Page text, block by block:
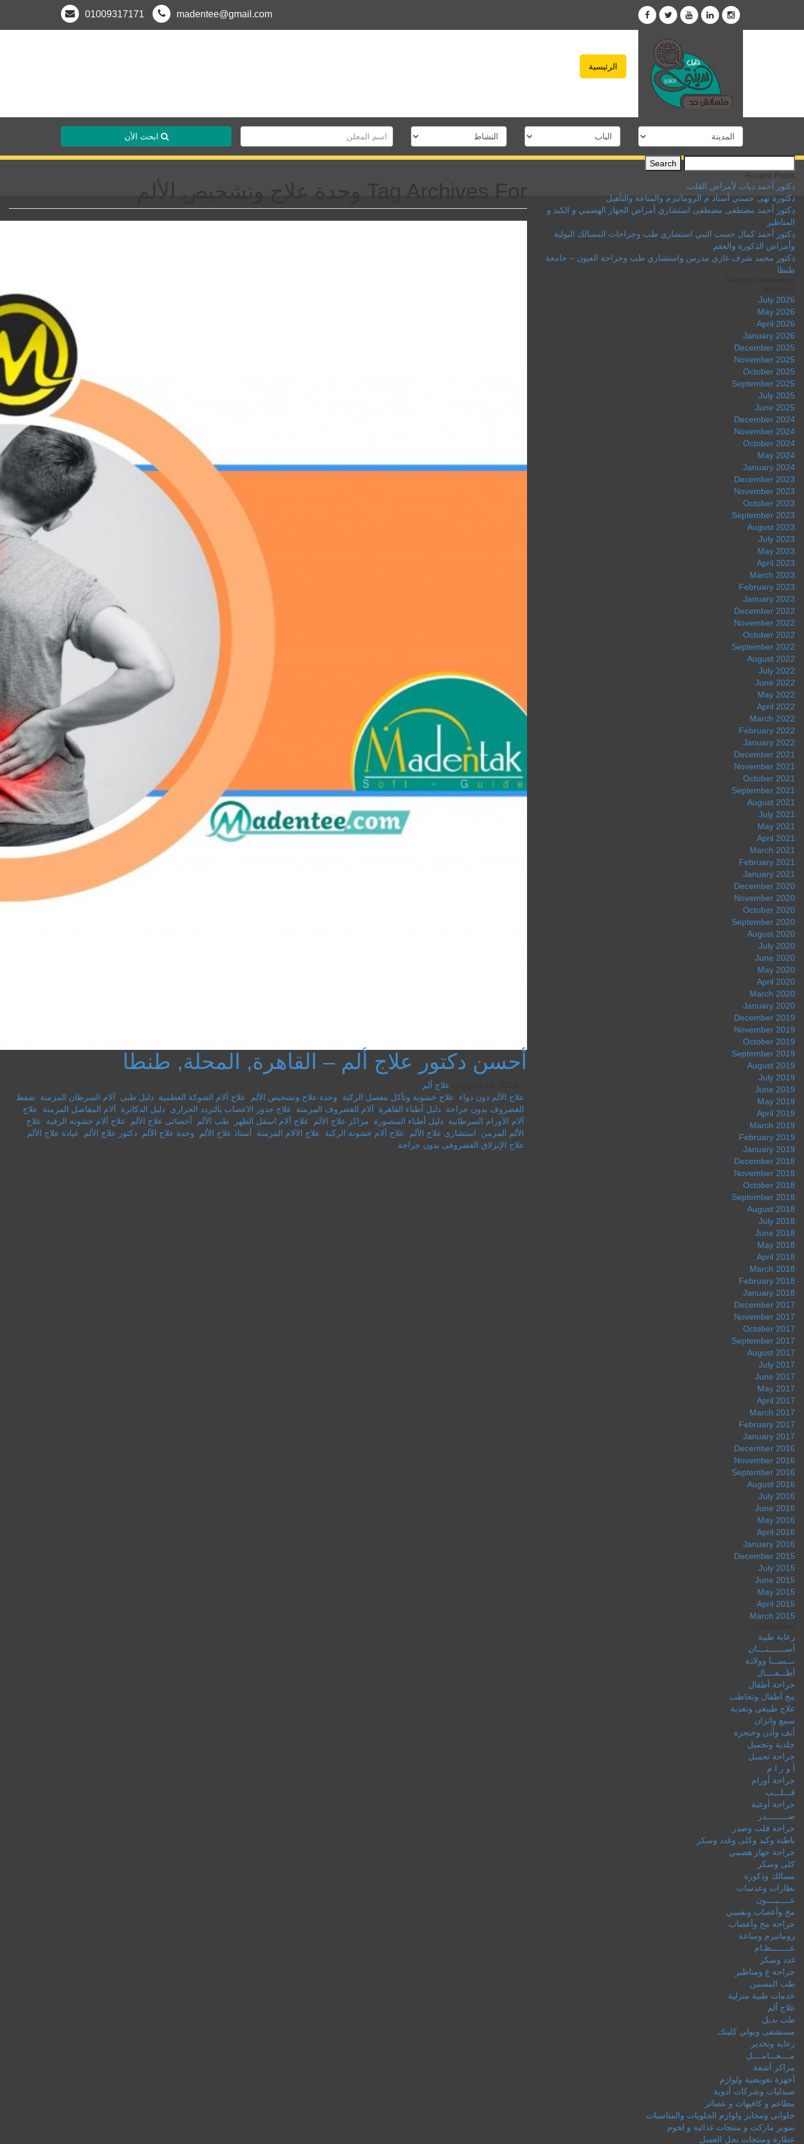
madentee@gmail.com
01009317171
الرئيسية
ابحث الأن
Tag Archives For وحدة علاج وتشخيص الألم
أحسن دكتور علاج ألم – القاهرة, المحلة, طنطا
علاج ألم
علاج الألم دون دواء
علاج خشونة وتأكل مفصل الركبة وحدة علاج وتشخيص الألم علاج آلام الشوكة العظمية دليل طبى آلام السرطان المزمنة
شفط
الغضروف بدون جراحة دليل أطباء القاهرة آلام الغضروف المزمنة علاج جذور الاعصاب بالتردد الحرارى دليل الدكاترة آلام المفاصل المزمنة
علاج
آلام الأورام السرطانية دليل أطباء المنصورة مراكز علاج الألم علاج آلام اسفل الظهر طب الألم أخصائى علاج الألم علاج آلام خشونة الرقبة
علاج
الألم المزمن
استشارى علاج الألم علاج آلام خشونة الركبة علاج الآلام المزمنة أستاذ علاج الألم وحدة علاج الألم دكتور علاج الألم عيادة علاج الألم
علاج الإنزلاق الغضروفى بدون جراحة
Search
for:
Recent Posts
دكتور أحمد دياب لأمراض القلب
دكتورة نهى حسني أستاذ م الروماتيزم والمناعة والتأهيل
دكتور أحمد مصطفى مصطفى استشاري أمراض الجهاز الهضمي و الكبد و
المناظير
دكتور أحمد كمال حسب النبي استشاري طب وجراحات المسالك البولية
وأمراض الذكورة والعقم
دكتور محمد شرف غازي مدرس واستشاري طب وجراحة العيون – جامعة
طنطا
July 2026
May 2026
April 2026
January 2026
December 2025
November 2025
October 2025
September 2025
July 2025
June 2025
December 2024
November 2024
October 2024
May 2024
January 2024
December 2023
November 2023
October 2023
September 2023
August 2023
July 2023
May 2023
April 2023
March 2023
February 2023
January 2023
December 2022
November 2022
October 2022
September 2022
August 2022
July 2022
June 2022
May 2022
April 2022
March 2022
February 2022
January 2022
December 2021
November 2021
October 2021
September 2021
August 2021
July 2021
May 2021
April 2021
March 2021
February 2021
January 2021
December 2020
November 2020
October 2020
September 2020
August 2020
July 2020
June 2020
May 2020
April 2020
March 2020
January 2020
December 2019
November 2019
October 2019
September 2019
August 2019
July 2019
June 2019
May 2019
April 2019
March 2019
February 2019
January 2019
December 2018
November 2018
October 2018
September 2018
August 2018
July 2018
June 2018
May 2018
April 2018
March 2018
February 2018
January 2018
December 2017
November 2017
October 2017
September 2017
August 2017
July 2017
June 2017
May 2017
April 2017
March 2017
February 2017
January 2017
December 2016
November 2016
September 2016
August 2016
July 2016
June 2016
May 2016
April 2016
January 2016
December 2015
July 2015
June 2015
May 2015
April 2015
March 2015
رعاية طبية
أســـــــنــــان
نـــســـا وولادة
أطـــفــــال
جراحة أطفال
مخ أطفال وتخاطب
علاج طبيعى وتغذية
سمع واتزان
أنف وأذن وحنجرة
جلدية وتجميل
جراحة تجميل
أ و ر ا م
جراحة أورام
قـــلـــب
جراحة أوعية
صـــــــــدر
جراحة قلب وصدر
باطنة وكبد وكلى وغدد وسكر
جراحة جهاز هضمي
كلى وسكر
مسالك وذكورة
نظارات وعدسات
عـــــيــــون
مخ وأعصاب ونفسي
جراحة مخ وأعصاب
روماتيزم ومناعة
عــــــــظـام
غدد وسكر
جراحة ع ومناظير
طب المسنين
خدمات طبية منزلية
علاج ألم
طب بديل
مستشفى وبولي كلينك
رعاية وتخدير
مــــعـــامــــل
مراكز أشعة
أجهزة تعويضية ولوازم
صيدليات وشركات أدوية
مطاعم و كافيهات و عصائر
حلوانى ومخابز ولوازم الحلويات والمناسبات
سوبر ماركت و منتجات غذائية و لحوم
عطارة ومنتجات نحل العسل